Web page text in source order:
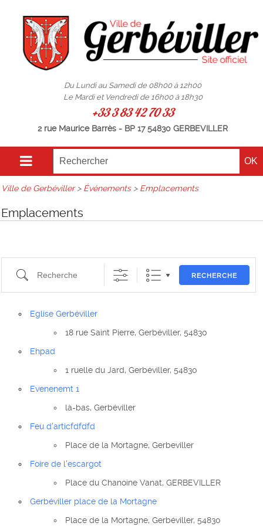
Du Lundi au Samedi de 08h00 à 12h00
Le Mardi et Vendredi de 16h00 à 18h30
+33 3 83 42 70 33
2 rue Maurice Barrès - BP 17 54830 GERBEVILLER
Ville de Gerbéviller> Événements> Emplacements
Emplacements
Recherche
RECHERCHE
Eglise Gerbéviller
18 rue Saint Pierre, Gerbéviller, 54830
Ehpad
1 ruelle du Jard, Gerbéviller, 54830
Evenenemt 1
là-bas, Gerbéviller
Feu d'articfdfdfd
Place de la Mortagne, Gerbeviller
Foire de l'escargot
Place du Chanoine Vanat, GERBEVILLER
Gerbéviller place de la Mortagne
Place de la Mortagne, Gerbéviller, 54830